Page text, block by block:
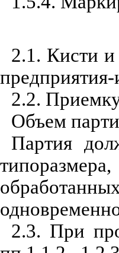
2.1. Кисти
предприятия-
2.2.
Объем
Партия
2.3. При